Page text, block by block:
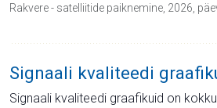
Rakvere - satelliitide paiknemine, 2026,
Signaali kvaliteedi
Signaali kvaliteedi graafikuid on